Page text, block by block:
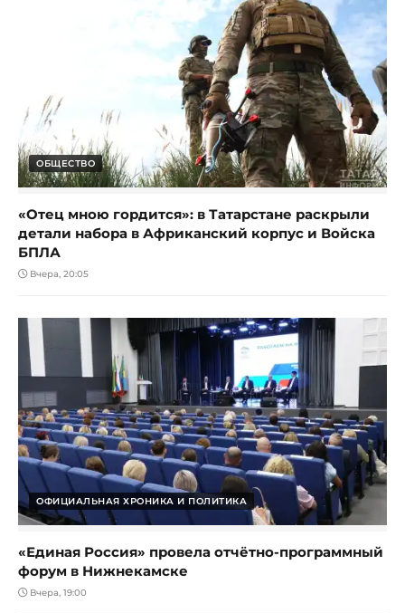
ОБЩЕСТВО
«Отец мною гордится»: в Татарстане раскрыли
детали набора в Африканский корпус и Войска
БПЛА
Вчера, 20:05
ОФИЦИАЛЬНАЯ ХРОНИКА И ПОЛИТИКА
«Единая Россия» провела отчётно-программный
форум в Нижнекамске
Вчера, 19:00